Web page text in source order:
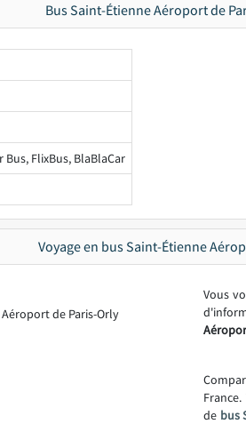
Bus Saint-Étienne Aéroport de
Bus, FlixBus, BlaBlaCar
Voyage en bus Saint-Étienne
Vous
de bus